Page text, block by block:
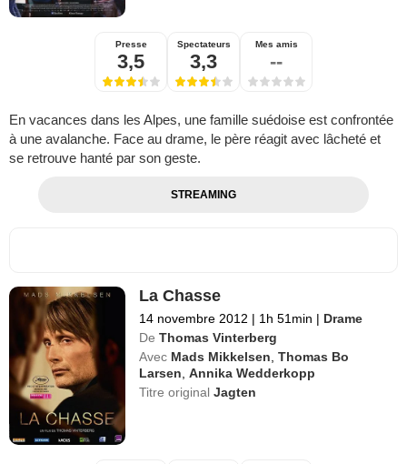
Presse
3,5
Spectateurs
3,3
Mes amis
--
En vacances dans les Alpes, une famille suédoise est confrontée
à une avalanche. Face au drame, le père réagit avec lâcheté et
se retrouve hanté par son geste.
STREAMING
La Chasse
14 novembre 2012 | 1h 51min | Drame
De Thomas Vinterberg
Avec Mads Mikkelsen ,Thomas Bo
Larsen ,Annika Wedderkopp
Titre originalJagten